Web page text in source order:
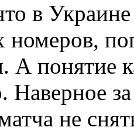
в Украине
номеров,
А понятие
Наверное
не